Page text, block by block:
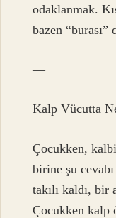
odaklanmak.
bazen
—
Kalp Vücutta
Çocukken,
birine şu
takılı kaldı, bir
Çocukken kalp